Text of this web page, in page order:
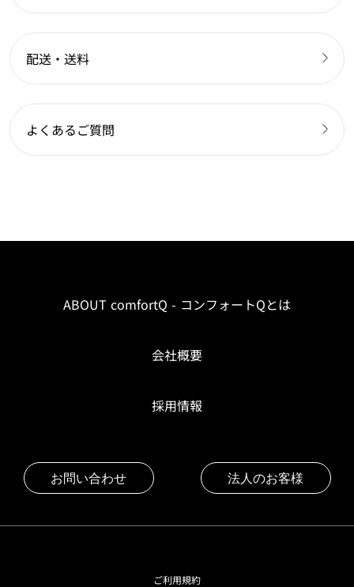
配送・送料
よくあるご質問
ABOUT comfortQ - コンフォートQとは
会社概要
採用情報
お問い合わせ 法人のお客様
ご利用規約